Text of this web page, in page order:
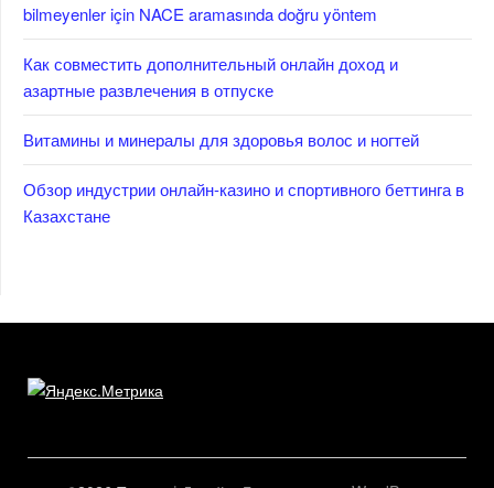
bilmeyenler için NACE aramasında doğru yöntem
Как совместить дополнительный онлайн доход и
азартные развлечения в отпуске
Витамины и минералы для здоровья волос и ногтей
Обзор индустрии онлайн-казино и спортивного беттинга в
Казахстане